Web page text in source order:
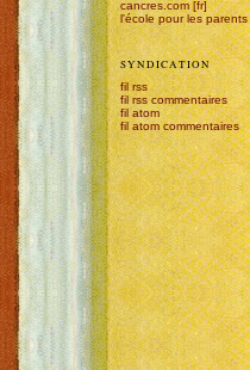
cancres.com
l'école pour les parents
SYNDICATION
fil rss
fil rss commentaires
fil atom
fil atom commentaires